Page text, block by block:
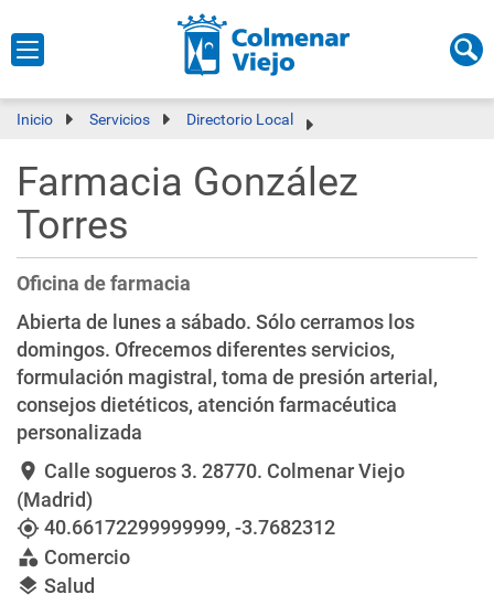
Inicio Servicios Directorio Local
Farmacia González
Torres
Oficina de farmacia
Abierta de lunes a sábado. Sólo cerramos los
domingos. Ofrecemos diferentes servicios,
formulación magistral, toma de presión arterial,
consejos dietéticos, atención farmacéutica
personalizada
location_on Calle sogueros 3. 28770. Colmenar Viejo
(Madrid)
my_location40.66172299999999, -3.7682312
category Comercio
layers Salud